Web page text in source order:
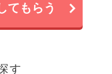
てもらう
す